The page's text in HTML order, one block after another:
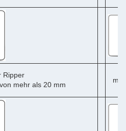
Ripper
mehr als 20 mm
mit